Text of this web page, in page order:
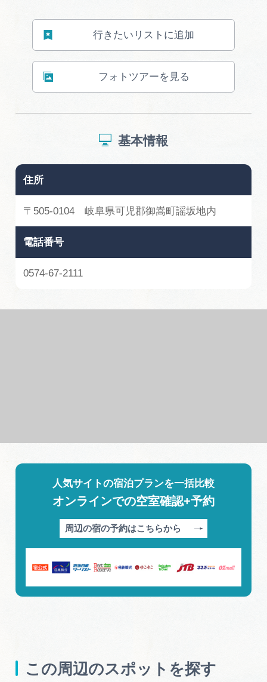
行きたいリストに追加
フォトツアーを見る
基本情報
住所
〒505-0104 岐阜県可児郡御嵩町謡坂地内
電話番号
0574-67-2111
人気サイトの宿泊プランを一括比較
オンラインでの空室確認+予約
周辺の宿の予約はこちらから
この周辺のスポットを探す